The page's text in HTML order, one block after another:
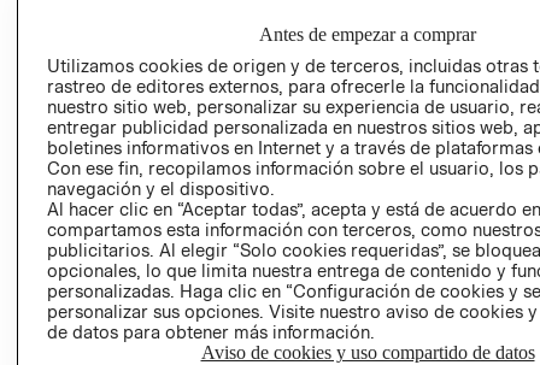
PROGRAMA DE
TRANSPARENCIA
Y ÉTICA
(ESPAÑOL)
PROGRAMA DE
TRANSPARENCIA
Y ÉTICA (INGLÉS)
GIFT CARD
AVISO DE
DE INDUSTRIA Y
COMERCIO - SIC
QUEJAS Y
RECLAMOS
Antes de empezar a comprar
Utilizamos cookies de origen y de terceros, incluidas otras
rastreo de editores externos, para ofrecerle la
nuestro sitio web, personalizar su experiencia de usuario,
entregar publicidad personalizada en nuestros sitios web,
boletines informativos en Internet y a través de plataformas
Con ese fin, recopilamos información sobre el usuario, los
navegación y el dispositivo.
Al hacer clic en “Aceptar todas”, acepta y está de acuerdo
compartamos esta información con terceros, como
publicitarios. Al elegir “Solo cookies requeridas”, se
opcionales, lo que limita nuestra entrega de contenido y
personalizadas. Haga clic en “Configuración de cookies y
personalizar sus opciones. Visite nuestro aviso de cookies
de datos para obtener más información.
Aviso de cookies y uso compartido de datos